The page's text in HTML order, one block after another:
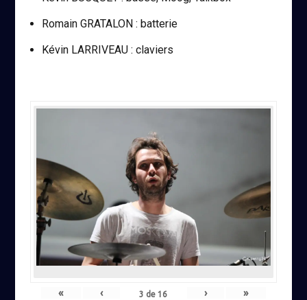
Romain GRATALON : batterie
Kévin LARRIVEAU : claviers
« ‹ 3 de16 › »